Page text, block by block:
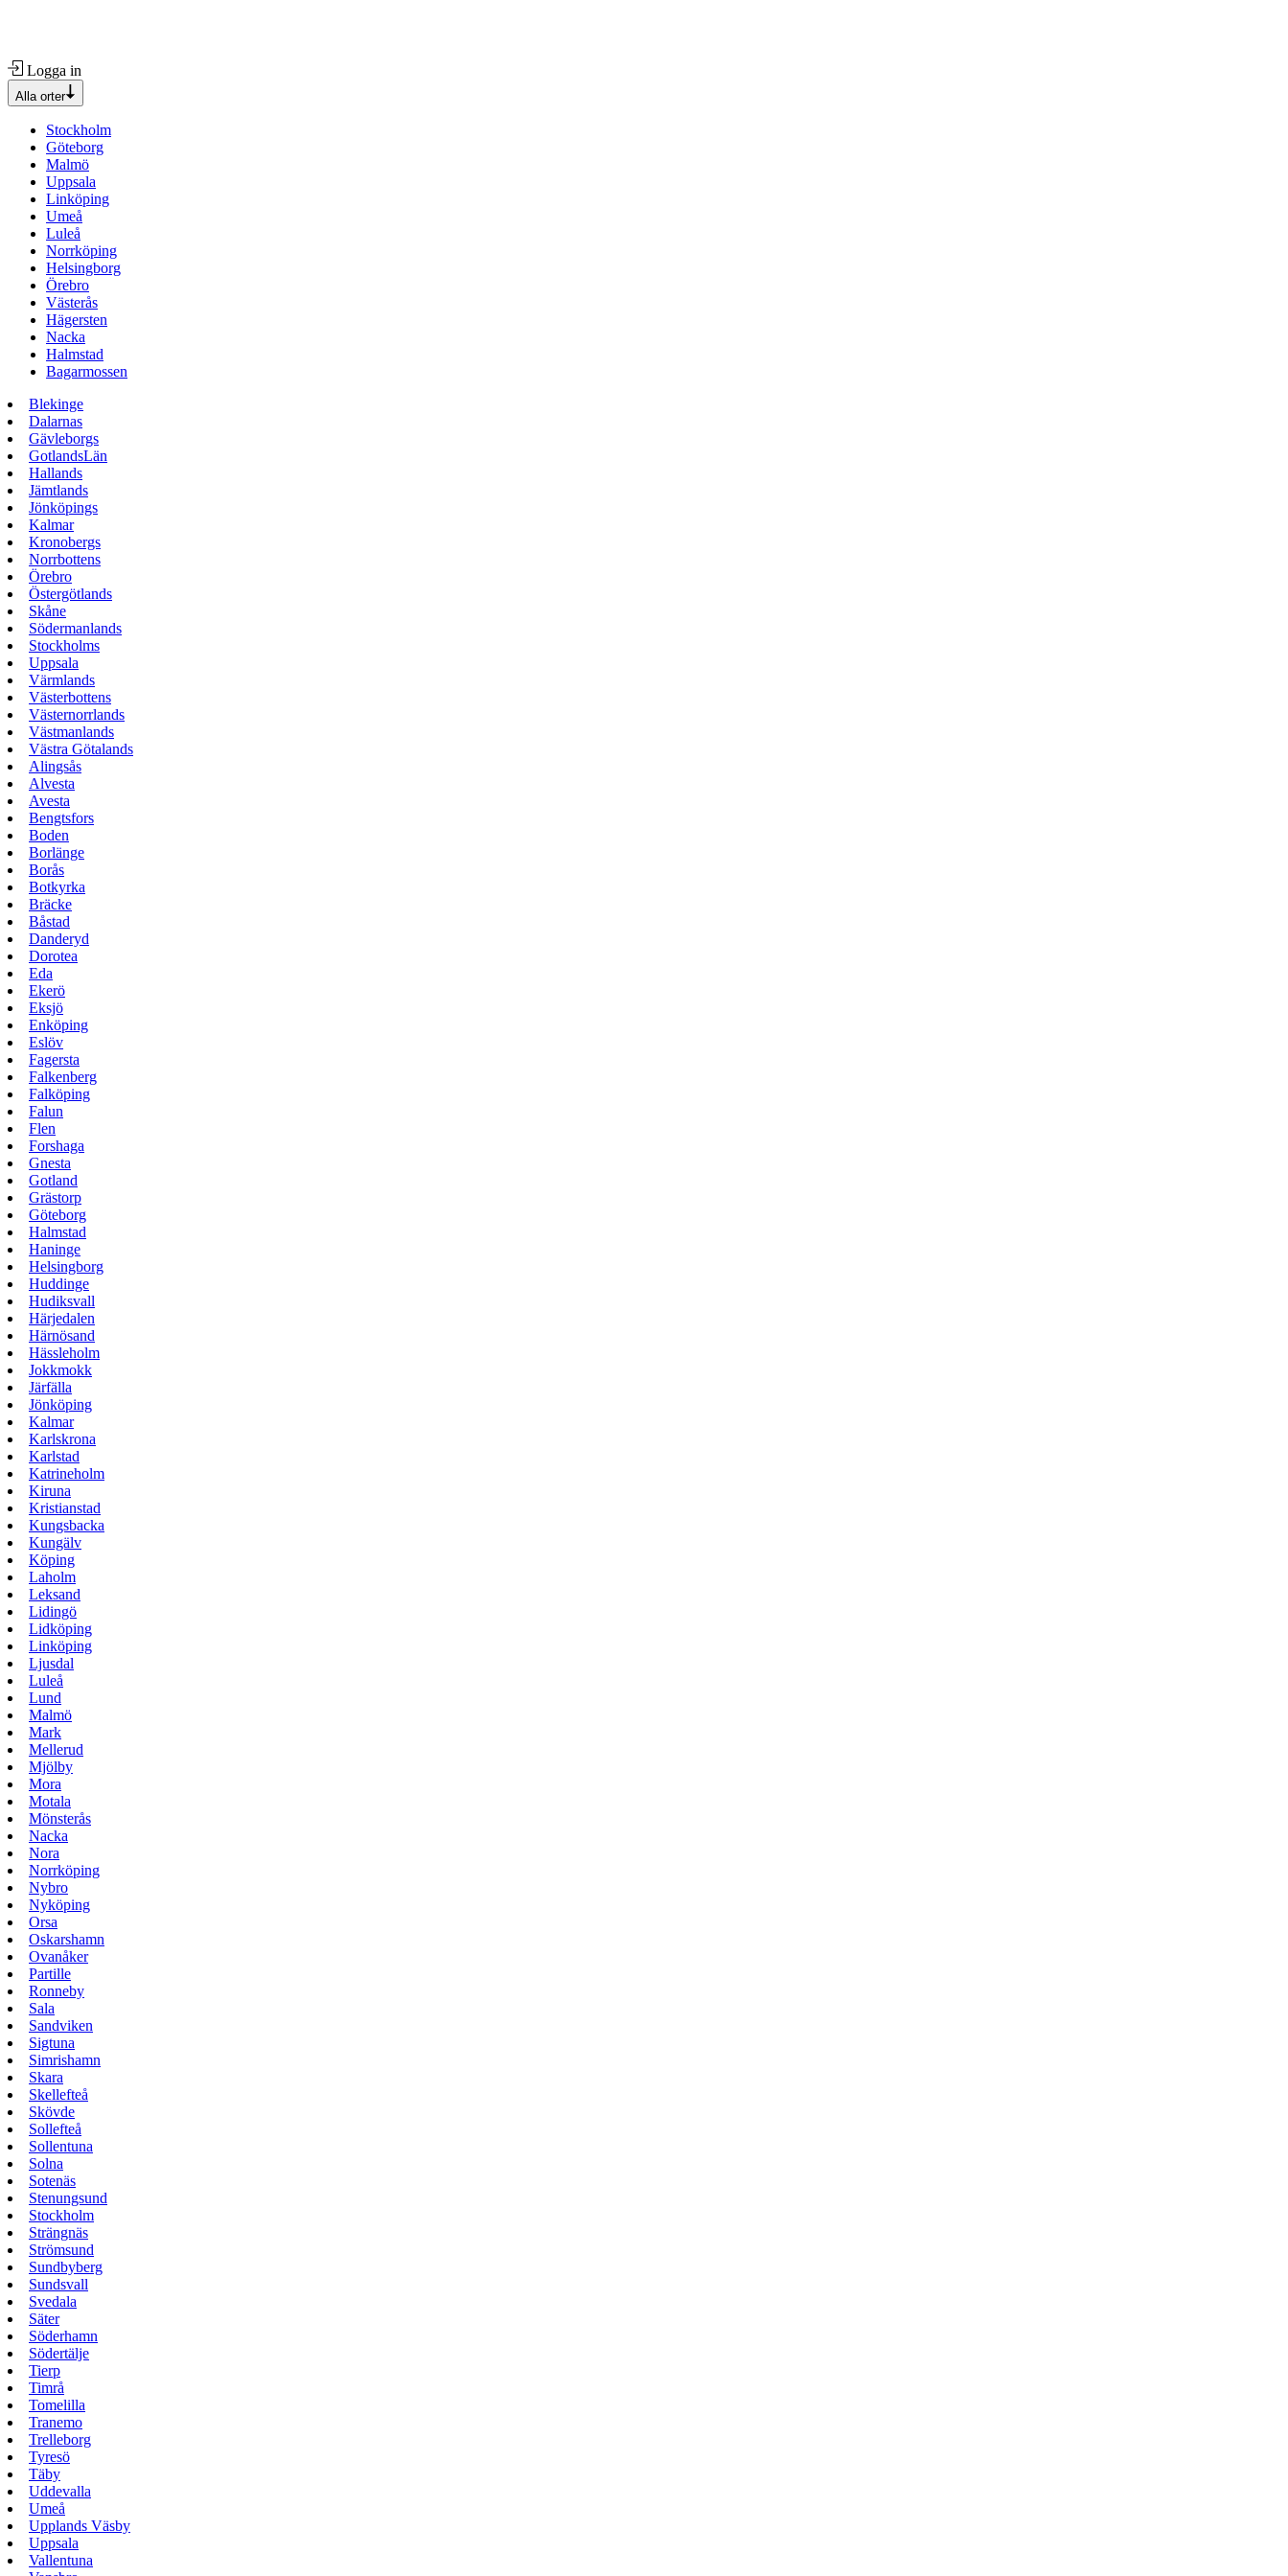
Logga in
Alla orter
Stockholm
Göteborg
Malmö
Uppsala
Linköping
Umeå
Luleå
Norrköping
Helsingborg
Örebro
Västerås
Hägersten
Nacka
Halmstad
Bagarmossen
Blekinge
Dalarnas
Gävleborgs
GotlandsLän
Hallands
Jämtlands
Jönköpings
Kalmar
Kronobergs
Norrbottens
Örebro
Östergötlands
Skåne
Södermanlands
Stockholms
Uppsala
Värmlands
Västerbottens
Västernorrlands
Västmanlands
Västra Götalands
Alingsås
Alvesta
Avesta
Bengtsfors
Boden
Borlänge
Borås
Botkyrka
Bräcke
Båstad
Danderyd
Dorotea
Eda
Ekerö
Eksjö
Enköping
Eslöv
Fagersta
Falkenberg
Falköping
Falun
Flen
Forshaga
Gnesta
Gotland
Grästorp
Göteborg
Halmstad
Haninge
Helsingborg
Huddinge
Hudiksvall
Härjedalen
Härnösand
Hässleholm
Jokkmokk
Järfälla
Jönköping
Kalmar
Karlskrona
Karlstad
Katrineholm
Kiruna
Kristianstad
Kungsbacka
Kungälv
Köping
Laholm
Leksand
Lidingö
Lidköping
Linköping
Ljusdal
Luleå
Lund
Malmö
Mark
Mellerud
Mjölby
Mora
Motala
Mönsterås
Nacka
Nora
Norrköping
Nybro
Nyköping
Orsa
Oskarshamn
Ovanåker
Partille
Ronneby
Sala
Sandviken
Sigtuna
Simrishamn
Skara
Skellefteå
Skövde
Sollefteå
Sollentuna
Solna
Sotenäs
Stenungsund
Stockholm
Strängnäs
Strömsund
Sundbyberg
Sundsvall
Svedala
Säter
Söderhamn
Södertälje
Tierp
Timrå
Tomelilla
Tranemo
Trelleborg
Tyresö
Täby
Uddevalla
Umeå
Upplands Väsby
Uppsala
Vallentuna